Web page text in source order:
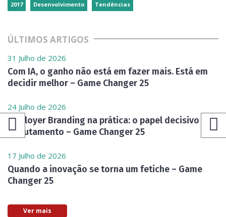
2017 Desenvolvimento Tendências
ÚLTIMOS ARTIGOS
31 Julho de 2026
Com IA, o ganho não está em fazer mais. Está em
decidir melhor – Game Changer 25
24 Julho de 2026
Employer Branding na prática: o papel decisivo do
recrutamento – Game Changer 25
17 Julho de 2026
Quando a inovação se torna um fetiche – Game
Changer 25
Ver mais